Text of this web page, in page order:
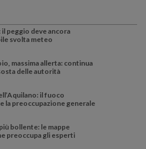
peggio deve ancora
svolta meteo
massima allerta: continua
delle autorità
il fuoco
la preoccupazione generale
bollente: le mappe
preoccupa gli esperti